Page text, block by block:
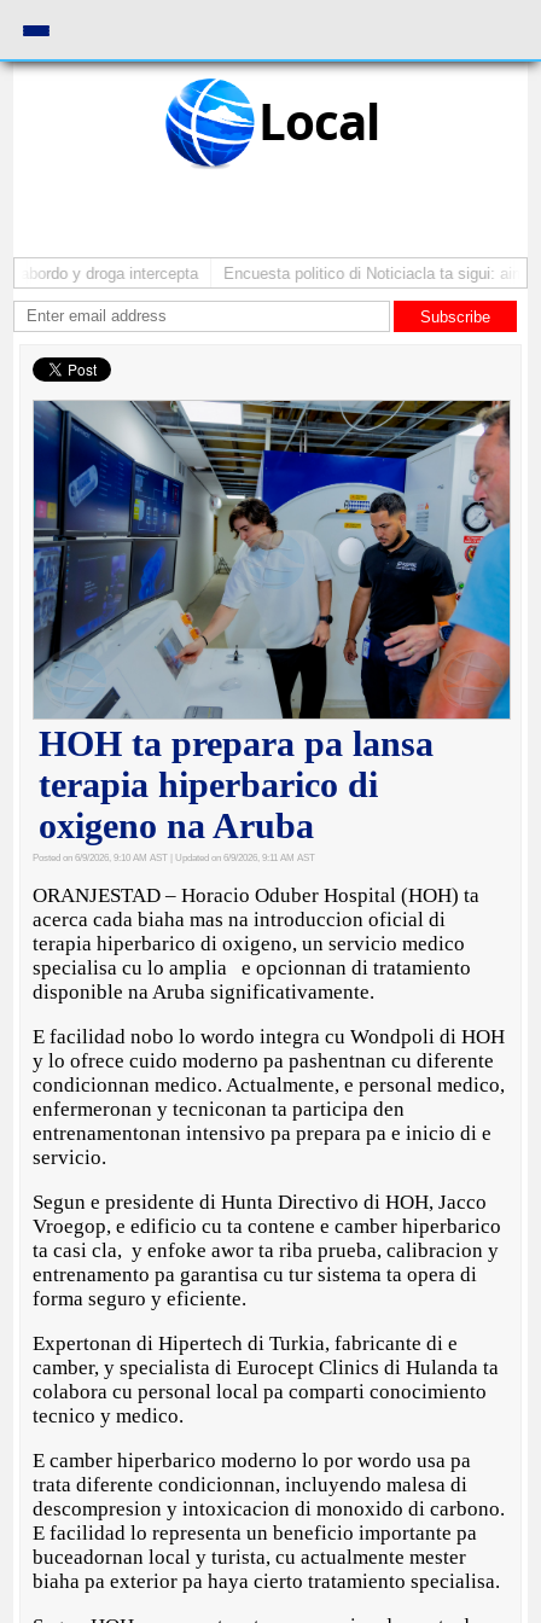
Local
y droga intercepta Encuesta politico di Noticiacla ta sigui: ainda
Subscribe
HOH ta prepara pa lansa
terapia hiperbarico di
oxigeno na Aruba
Posted on 6/9/2026, 9:10 AM AST | Updated on 6/9/2026, 9:11 AM AST
ORANJESTAD – Horacio Oduber Hospital (HOH) ta
acerca cada biaha mas na introduccion oficial di
terapia hiperbarico di oxigeno, un servicio medico
specialisa cu lo amplia e opcionnan di tratamiento
disponible na Aruba significativamente.
E facilidad nobo lo wordo integra cu Wondpoli di HOH
y lo ofrece cuido moderno pa pashentnan cu diferente
condicionnan medico. Actualmente, e personal medico,
enfermeronan y tecniconan ta participa den
entrenamentonan intensivo pa prepara pa e inicio di e
servicio.
Segun e presidente di Hunta Directivo di HOH, Jacco
Vroegop, e edificio cu ta contene e camber hiperbarico
ta casi cla, y enfoke awor ta riba prueba, calibracion y
entrenamento pa garantisa cu tur sistema ta opera di
forma seguro y eficiente.
Expertonan di Hipertech di Turkia, fabricante di e
camber, y specialista di Eurocept Clinics di Hulanda ta
colabora cu personal local pa comparti conocimiento
tecnico y medico.
E camber hiperbarico moderno lo por wordo usa pa
trata diferente condicionnan, incluyendo malesa di
descompresion y intoxicacion di monoxido di carbono.
E facilidad lo representa un beneficio importante pa
buceadornan local y turista, cu actualmente mester
biaha pa exterior pa haya cierto tratamiento specialisa.